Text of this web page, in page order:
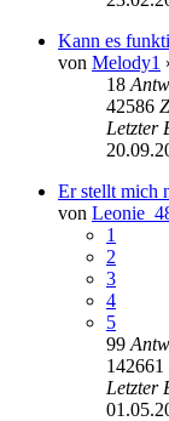
Kann es
von Melody1
18
42586
Letzter
Er stellt mich
von
1
2
3
4
5
99
142661
Letzter